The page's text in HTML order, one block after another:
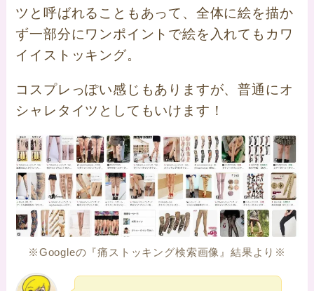
ツと呼ばれることもあって、全体に絵を描か
ず一部分にワンポイントで絵を入れてもカワ
イイストッキング。
コスプレっぽい感じもありますが、普通にオ
シャレタイツとしてもいけます！
※Googleの『痛ストッキング検索画像』結果より※